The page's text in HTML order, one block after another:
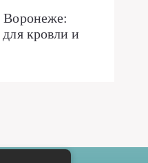
Воронеже:
кровли и